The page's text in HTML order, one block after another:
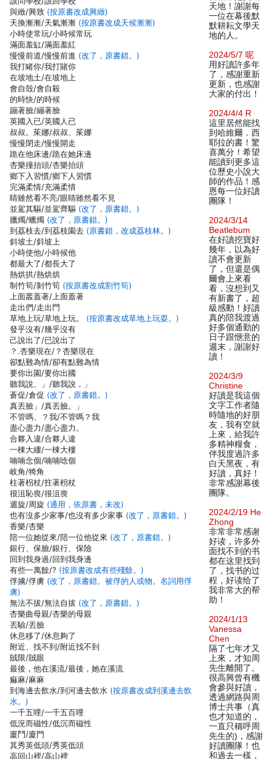
與緻/興致 (按原書改成興緻)
天換漸漸/天氣漸漸 (按原書改成天候漸漸)
小時使常玩/小時候常玩
滿面羞缸/滿面羞紅
慢慢前道/慢慢前進 (改了，原書錯。)
我打睹你/我打賭你
在坡地土/在坡地上
會自殼/會自殺
的時快/的時候
蹦著臉/繃著臉
英國入已/英國人已
叔叔。茱娜/叔叔、茱娜
慢慢閉走/慢慢開走
跪在他床邊/跪在她床邊
杏樂撞抬頭/杏樂抬頭
鄉下入習慣/鄉下人習慣
完滿柔情/充滿柔情
睛雖然看不亮/眼睛雖然看不見
並駕其驅/並駕齊驅 (改了，原書錯。)
臘燭/蠟燭 (改了，原書錯。)
到荔枝去/到荔枝園去 (原書錯，改成荔枝林。)
斜坡土/斜坡上
小時使他/小時候他
都最大了/都長大了
熱烘拱/熱烘烘
制竹筍/剝竹筍 (按原書改成割竹筍)
上面叢蓋著/上面蓋著
走出們/走出門
草地上玩/草地上玩。 (按原書改成草地上玩耍。)
發乎沒有/幾乎沒有
己說出了/已說出了
？.杏樂現在/？杏樂現在
卻點難為情/卻有點難為情
要你出園/要你出國
聽我說、」/聽我說，」
蒼促/倉促 (改了，原書錯。)
真丟臉」/真丟臉。」
不管嗎、？我/不管嗎？我
盡心盡力/盡心盡力。
合夥入違/合夥人違
一棟大縷/一棟大樓
喃喃念個/喃喃唸個
岐角/犄角
柱著枴杖/拄著枴杖
很沮恥喪/很沮喪
週旋/周旋 (通用，依原書，未改)
也有沒多少家事/也沒有多少家事 (改了，原書錯。)
香樂/杏樂
陪一位她從來/陪一位他從來 (改了，原書錯。)
銀行、保臉/銀行、保險
回到我身過/回到我身邊
有些一萬餘/? (按原書改成有些殘餘。)
俘擄/俘虜 (改了，原書錯。被俘的人或物。名詞用俘
虜)
無法不拔/無法自拔 (改了，原書錯。)
杏樂曲母親/杏樂的母親
丟驗/丟臉
休息移了/休息夠了
附近、找不到/附近找不到
賊限/賊眼
最後，他在溪流/最後，她在溪流
痲麻/麻麻
到海邊去飲水/到河邊去飲水 (按原書改成到溪邊去飲
水。)
一千五哩/一千五百哩
低況而磁性/低沉而磁性
廈鬥/廈門
其秀英低頭/秀英低頭
高回山裡/高山裡
天地！謝謝每
一位在幕後默
默耕耘文學天
地的人。
2024/5/7 呢
用好讀許多年
了，感謝重新
更新，也感謝
大家的付出！
2024/4/4 R
這里居然能找
到哈維爾．西
耶拉的書！驚
喜萬分！希望
能讀到更多這
位歷史小說大
師的作品！感
恩每一位好讀
團隊！
2024/3/14
Beatlebum
在好讀挖寶好
幾年，以為好
讀不會更新
了，但還是偶
爾會上來看
看，沒想到又
有新書了，超
級感動！好讀
真的陪我渡過
好多個通勤的
日子跟愜意的
週末，謝謝好
讀！
2024/3/9
Christine
好讀是我這個
文字工作者隨
時隨地的好朋
友，我有空就
上來，給我許
多精神糧食，
伴我度過許多
白天黑夜，有
好讀，真好！
非常感謝幕後
團隊。
2024/2/19 He
Zhong
非常非常感谢
好读，许多外
面找不到的书
都在这里找到
了，找书的过
程，好读给了
我非常大的帮
助！
2024/1/13
Vanessa
Chen
隔了七年才又
上來，才知周
先生離開了。
很高興曾有機
會參與好讀，
透過網路與周
博士共事（真
也才知道的，
一直只稱呼周
先生的)，感謝
好讀團隊！也
和過去一樣，